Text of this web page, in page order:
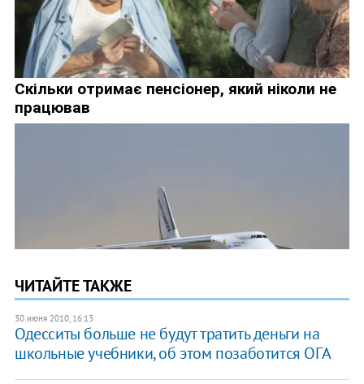
ЧИТАЙТЕ ТАКЖЕ
30 июня 2010, 16:13
Одесситы больше не будут тратить деньги на
школьные учебники, об этом позаботится ОГА